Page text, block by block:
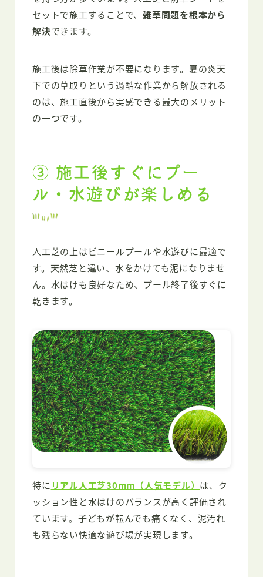
セットで施工することで、 雑草問題を根本から
解決できます。
施工後は除草作業が不要になります。夏の炎天
下での草取りという過酷な作業から解放される
のは、施工直後から実感できる最大のメリット
の一つです。
③ 施工後すぐにプー
ル・水遊びが楽しめる
人工芝の上はビニールプールや水遊びに最適で
す。天然芝と違い、水をかけても泥になりませ
ん。水はけも良好なため、プール終了後すぐに
乾きます。
特に リアル人工芝30mm（人気モデル） は、ク
ッション性と水はけのバランスが高く評価され
ています。子どもが転んでも痛くなく、泥汚れ
も残らない快適な遊び場が実現します。